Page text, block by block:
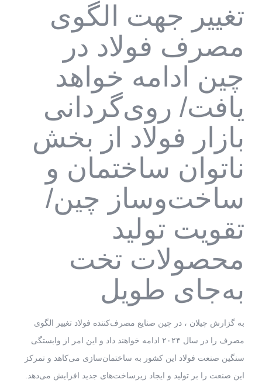
تغییر جهت الگوی
مصرف فولاد در
چین ادامه خواهد
یافت/ روی‌گردانی
بازار فولاد از بخش
ناتوان ساختمان و
ساخت‌و‌ساز چین/
تقویت تولید
محصولات تخت
به‌جای طویل
به گزارش چیلان ، در چین صنایع مصرف‌کننده فولاد تغییر الگوی
مصرف را در سال ۲۰۲۴ ادامه خواهند داد و این امر از وابستگی
سنگین صنعت فولاد این کشور به ساختمان‌سازی می‌کاهد و تمرکز
این صنعت را بر تولید و ایجاد زیرساخت‌های جدید افزایش می‌دهد.